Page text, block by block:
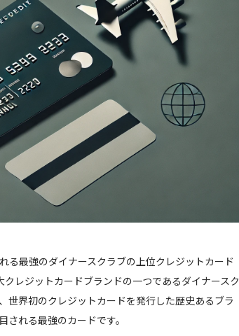
る最強のダイナースクラブの上位クレジットカード
レジットカードブランドの一つであるダイナースク
世界初のクレジットカードを発行した歴史あるブラ
れる最強のカードです。